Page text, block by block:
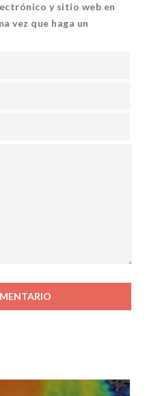
y sitio web en
vez que haga un